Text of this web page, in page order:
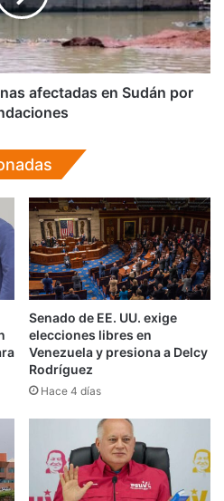
afectadas en Sudán por
Senado de EE. UU. exige
elecciones libres en
Venezuela y presiona a Delcy
Rodríguez
Hace 4 días